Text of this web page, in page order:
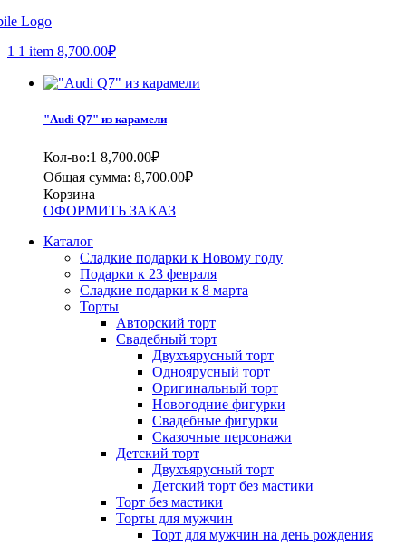
1 1 item 8,700.00₽
"Audi Q7" из карамели
Кол-во:1 8,700.00₽
Общая сумма: 8,700.00₽
Корзина
ОФОРМИТЬ ЗАКАЗ
Каталог
Сладкие подарки к Новому году
Подарки к 23 февраля
Сладкие подарки к 8 марта
Торты
Авторский торт
Свадебный торт
Двухъярусный торт
Одноярусный торт
Оригинальный торт
Новогодние фигурки
Свадебные фигурки
Сказочные персонажи
Детский торт
Двухъярусный торт
Детский торт без мастики
Торт без мастики
Торты для мужчин
Торт для мужчин на день рождения